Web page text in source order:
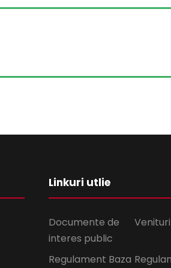
Linkuri utlie
Documente de
interes public
Regulament Baza